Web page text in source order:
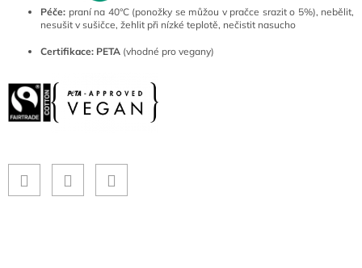
Péče: praní na 40°C (ponožky se můžou v pračce srazit o 5%), nebělit,
nesušit v sušičce, žehlit při nízké teplotě, nečistit nasucho
Certifikace: PETA (vhodné pro vegany)